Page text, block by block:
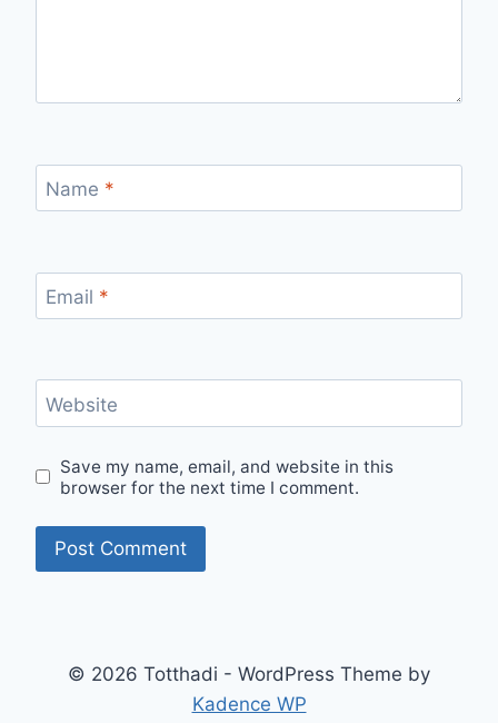
Name *
Email *
Website
Save my name, email, and website in this
browser for the next time I comment.
© 2026 Totthadi - WordPress Theme by
Kadence WP